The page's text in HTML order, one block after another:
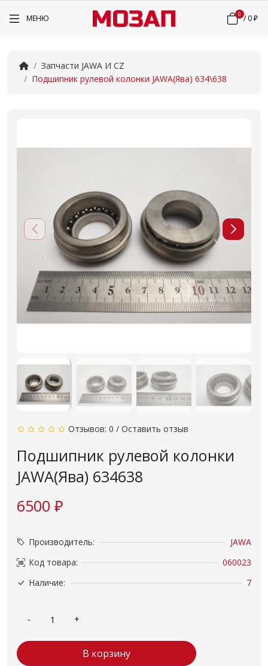
МЕНЮ 0 /0 ₽
Запчасти JAWA И CZ
Подшипник рулевой колонки JAWA(Ява) 634\638
Отзывов: 0 / Оставить отзыв
Подшипник рулевой колонки
JAWA(Ява) 634638
6500 ₽
Производитель:
JAWA
Код товара:
060023
Наличие:
7
В корзину